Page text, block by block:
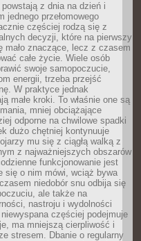
z dnia na dzień i
jednego przełomowego
częściej rodzą się z
decyzji, które na pierwszy
mało znaczące, lecz z czasem
całe życie. Wiele osób
swoje samopoczucie,
energii, trzeba przejść
W praktyce jednak
małe kroki. To właśnie one są
mniej obciążające
odporne na chwilowe spadki
dużo chętniej kontynuuje
mu się z ciągłą walką z
z najważniejszych obszarów
funkcjonowanie jest
się o nim mówi, wciąż bywa
niedobór snu odbija się
ale także na
nastroju i wydolności
częściej podejmuje
ma mniejszą cierpliwość i
stresem. Dbanie o regularny